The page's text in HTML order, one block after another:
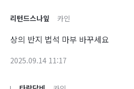
리턴드스나잎 카인
상의 반지 법석 마부 바꾸세요
2025.09.14 11:17